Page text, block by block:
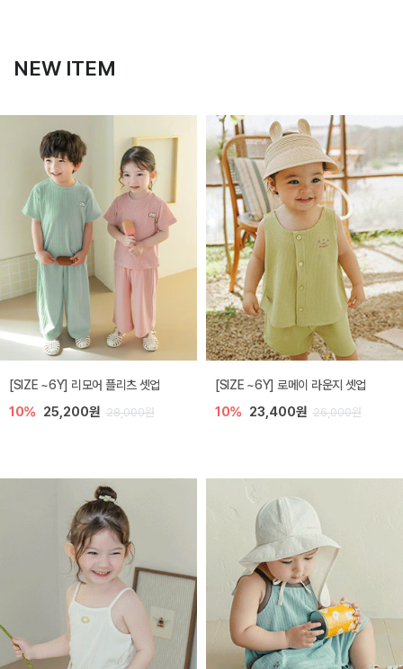
NEW ITEM
[SIZE ~6Y] 리모어 플리츠 셋업
10% 25,200원 28,000원
[SIZE ~6Y] 로메이 라운지 셋업
10% 23,400원 26,000원